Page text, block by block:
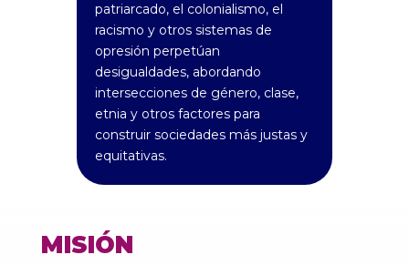
patriarcado, el colonialismo, el
racismo y otros sistemas de
opresión perpetúan
desigualdades, abordando
intersecciones de género, clase,
etnia y otros factores para
construir sociedades más justas y
equitativas.
MISIÓN